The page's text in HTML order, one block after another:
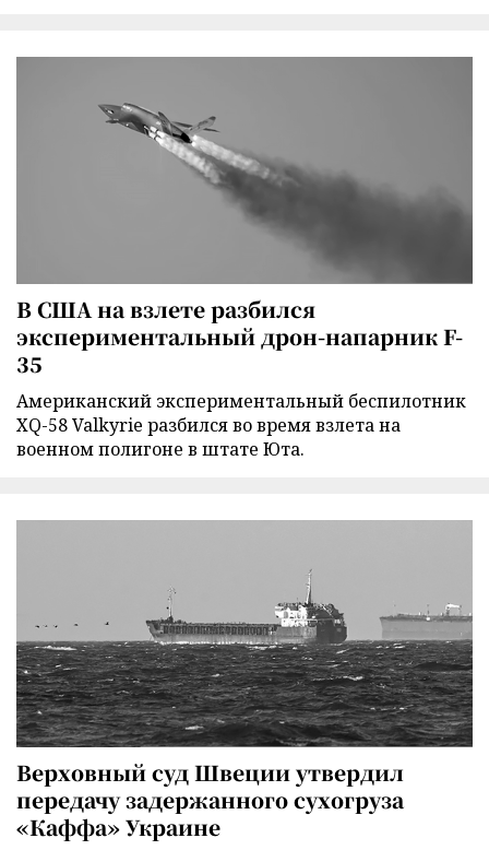
В США на взлете разбился
экспериментальный дрон-напарник F-
35
Американский экспериментальный беспилотник
XQ-58 Valkyrie разбился во время взлета на
военном полигоне в штате Юта.
Верховный суд Швеции утвердил
передачу задержанного сухогруза
«Каффа» Украине